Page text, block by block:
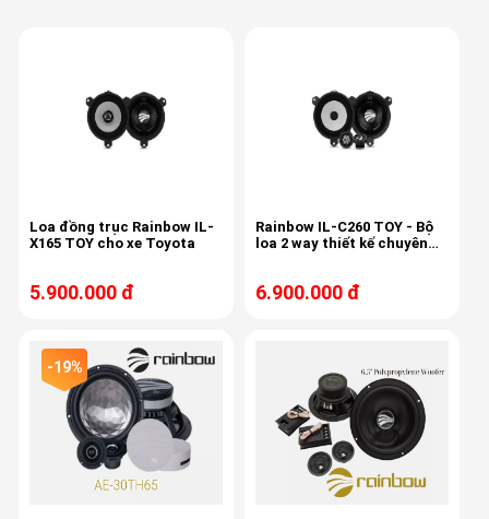
Loa đồng trục Rainbow IL-
X165 TOY cho xe Toyota
5.900.000 đ
Rainbow IL-C260 TOY - Bộ
loa 2 way thiết kế chuyên
6.900.000 đ
-19%